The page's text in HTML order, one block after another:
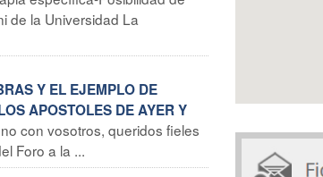
de la Universidad La
Y EL EJEMPLO DE
APOSTOLES DE AYER Y
con vosotros, queridos fieles
Foro a la ...